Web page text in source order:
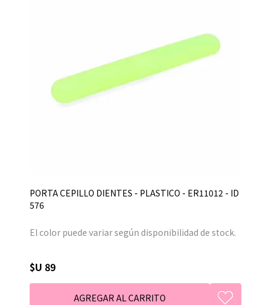
PORTA CEPILLO DIENTES - PLASTICO - ER11012 - ID
576
El color puede variar según disponibilidad de stock.
$U 89